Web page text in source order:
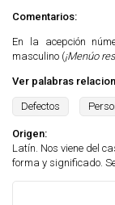
Comentarios:
En la acepción
masculino (¡Menúo
Ver palabras
Defectos
Origen:
Latín. Nos viene del
forma y significado.